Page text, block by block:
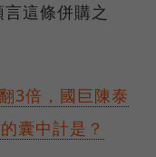
這條併購之
3倍，國巨陳泰
囊中計是？